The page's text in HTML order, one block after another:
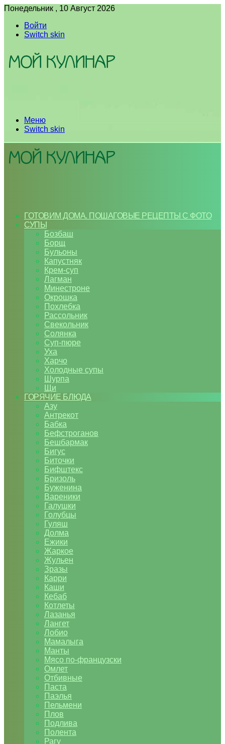
Понедельник , 10 Август 2026
Войти
Switch skin
Меню
Switch skin
ГОТОВИМ ДОМА. ПОШАГОВЫЕ РЕЦЕПТЫ С ФОТО
СУПЫ
Бозбаш
Борщ
Бульоны
Капустняк
Крем-суп
Лагман
Минестроне
Окрошка
Похлебка
Рассольник
Свекольник
Солянка
Суп-пюре
Уха
Харчо
Холодные супы
Шурпа
Щи
ГОРЯЧИЕ БЛЮДА
Азу
Антрекот
Бабка
Бефстроганов
Бешбармак
Бигус
Биточки
Бифштекс
Бризоль
Буженина
Вареники
Галушки
Голубцы
Гуляш
Долма
Ежики
Жаркое
Жульен
Зразы
Карри
Каши
Кебаб
Котлеты
Лазанья
Лангет
Лобио
Мамалыга
Манты
Мясо по-французски
Омлет
Отбивные
Паста
Паэлья
Пельмени
Плов
Подлива
Полента
Рагу